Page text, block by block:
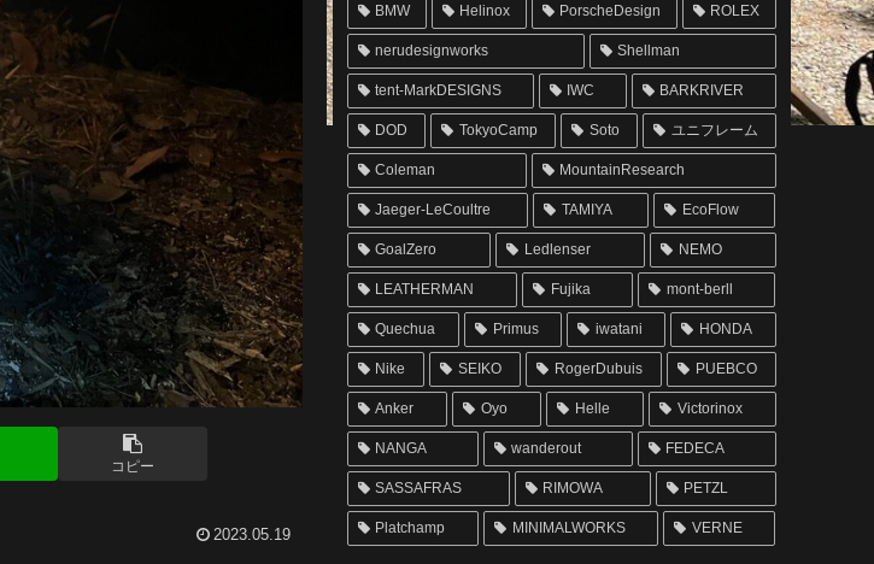
コピー
2023.05.19
BMW Helinox PorscheDesign ROLEX
nerudesignworks Shellman
tent-MarkDESIGNS IWC BARKRIVER
DOD TokyoCamp Soto ユニフレーム
Coleman MountainResearch
Jaeger-LeCoultre TAMIYA EcoFlow
GoalZero Ledlenser NEMO
LEATHERMAN Fujika mont-berll
Quechua Primus iwatani HONDA
Nike SEIKO RogerDubuis PUEBCO
Anker Oyo Helle Victorinox
NANGA wanderout FEDECA
SASSAFRAS RIMOWA PETZL
Platchamp MINIMALWORKS VERNE